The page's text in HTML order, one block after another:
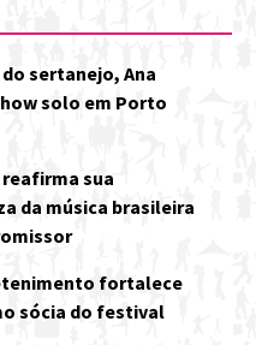
sertanejo, Ana
solo em Porto
sua
da música brasileira
fortalece
sócia do festival